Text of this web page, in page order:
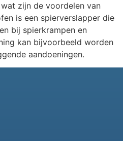
zijn de voordelen van
is een spierverslapper die
bij spierkrampen en
kan bijvoorbeeld worden
aandoeningen.